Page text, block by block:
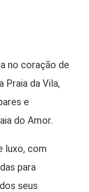
no coração de
Praia da Vila,
e
do Amor.
luxo, com
para
seus